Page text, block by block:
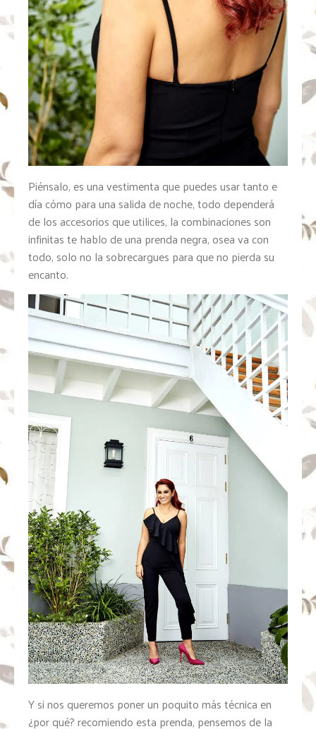
Piénsalo, es una vestimenta que puedes usar tanto e
día cómo para una salida de noche, todo dependerá
de los accesorios que utilices, la combinaciones son
infinitas te hablo de una prenda negra, osea va con
todo, solo no la sobrecargues para que no pierda su
encanto.
Y si nos queremos poner un poquito más técnica en
¿por qué? recomiendo esta prenda, pensemos de la